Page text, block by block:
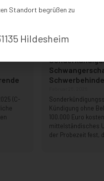
(C-
Kündigung ohne
100.000 Euro
mittelständisches
der Probezeit fest,
Standort begrüßen zu
Hildesheim